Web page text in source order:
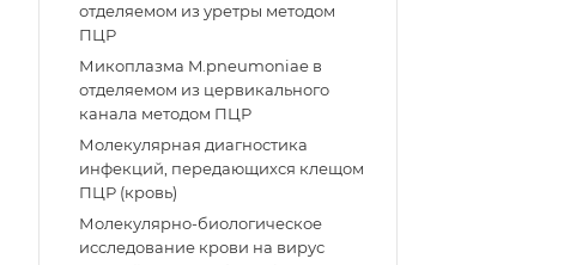
отделяемом из уретры методом
ПЦР
Микоплазма M.pneumoniae в
отделяемом из цервикального
канала методом ПЦР
Молекулярная диагностика
инфекций, передающихся клещом
ПЦР (кровь)
Молекулярно-биологическое
исследование крови на вирус